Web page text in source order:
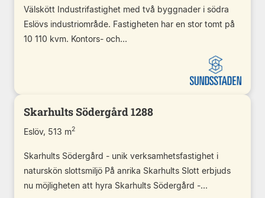
Välskött Industrifastighet med två byggnader i södra
Eslövs industriområde. Fastigheten har en stor tomt på
10 110 kvm. Kontors- och...
Skarhults Södergård 1288
Eslöv, 513 m2
Skarhults Södergård - unik verksamhetsfastighet i
naturskön slottsmiljö På anrika Skarhults Slott erbjuds
nu möjligheten att hyra Skarhults Södergård -...